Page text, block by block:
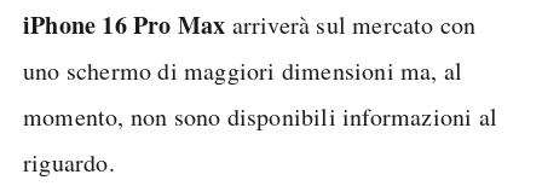
iPhone 16 Pro Max arriverà sul mercato con
uno schermo di maggiori dimensioni ma, al
momento, non sono disponibili informazioni al
riguardo.